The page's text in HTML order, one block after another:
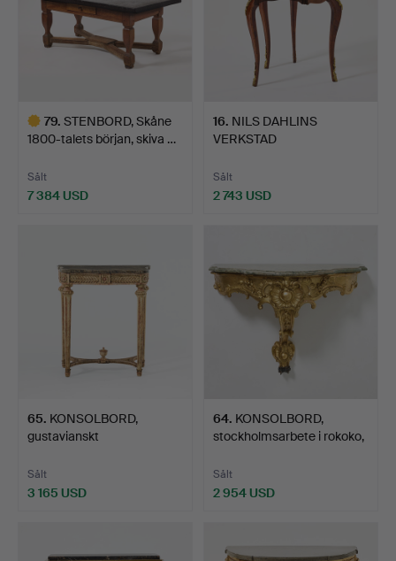
79. STENBORD, Skåne
1800-talets början, skiva …
Sålt
7 384 USD
16. NILS DAHLINS
VERKSTAD
Sålt
2 743 USD
65. KONSOLBORD,
gustavianskt
Sålt
3 165 USD
64. KONSOLBORD,
stockholmsarbete i rokoko,
Sålt
2 954 USD